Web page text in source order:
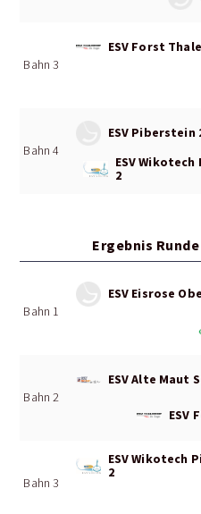
Bahn 3
ESV Forst
Bahn 4
ESV Piberstein
ESV
2
Ergebnis
Bahn 1
ESV Eisrose
Bahn 2
ESV Alte Maut
ESV
Bahn 3
ESV Wikotech
2